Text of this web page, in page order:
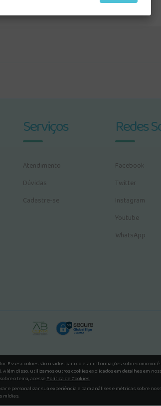
Serviços
Atendimento
Dúvidas
Cadastre-se
Redes
Facebook
Twitter
Instagram
Youtube
WhatsApp
Esses cookies são usados para coletar informações sobre como
Além disso, utilizamos outros cookies explicados em detalhes em
o tema, acessePolítica de Cookies.
e personalizar sua experiência e para análises e métricas sobre
mídias.